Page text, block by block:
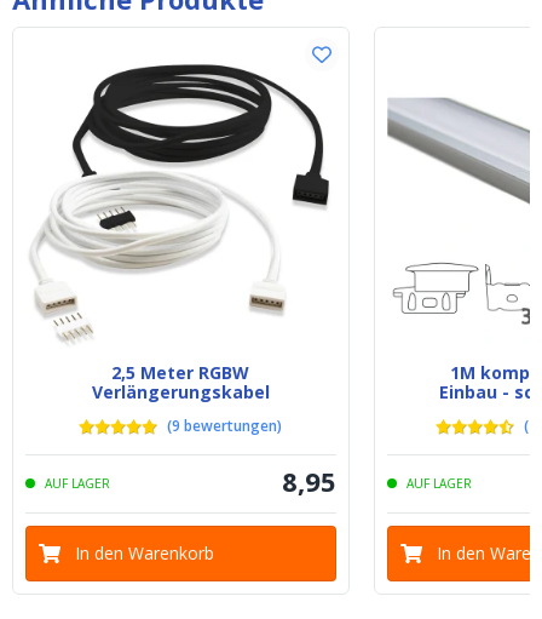
2,5 Meter RGBW
Verlängerungskabel
(9 bewertungen)
AUF LAGER 8,95
In den Warenkorb
1M
Einbau -
(
AUF LAGER
In den